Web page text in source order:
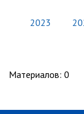
2023
Материалов: 0